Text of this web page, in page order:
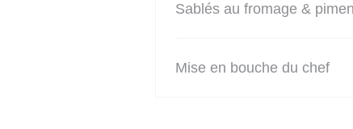
Sablés au fromage &
Mise en bouche du chef